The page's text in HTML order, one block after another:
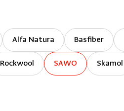
Alfa Natura Basfiber
Rockwool SAWO Skamol